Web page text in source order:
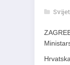
Svijet